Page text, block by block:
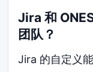
Jira 和
团队？
Jira 的自定义